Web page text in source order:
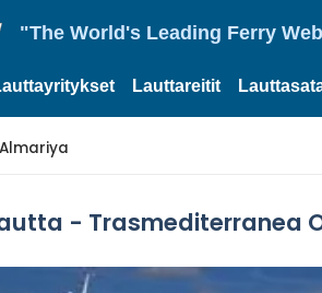
"The World's Leading Ferry
Lauttareitit
Almariya
- Trasmediterranea